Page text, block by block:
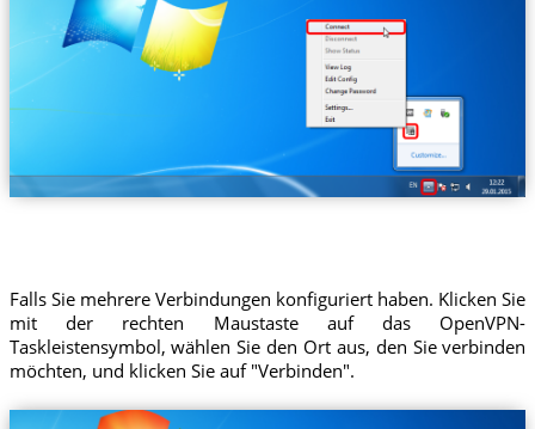
Falls Sie mehrere Verbindungen konfiguriert haben. Klicken Sie
mit der rechten Maustaste auf das OpenVPN-
Taskleistensymbol, wählen Sie den Ort aus, den Sie verbinden
möchten, und klicken Sie auf "Verbinden".